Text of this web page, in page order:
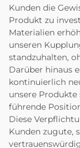
Kunden die
Produkt zu
Materialien
unseren
standzuhalten,
Darüber hinaus
kontinuierlich
unsere
führende
Diese
Kunden zugute,